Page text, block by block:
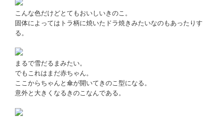
こんな色だけどとてもおいしいきのこ。
固体によってはトラ柄に焼いたドラ焼きみたいなのもあったりす
る。
まるで雪だるまみたい。
でもこれはまだ赤ちゃん。
ここからちゃんと傘が開いてきのこ型になる。
意外と大きくなるきのこなんである。